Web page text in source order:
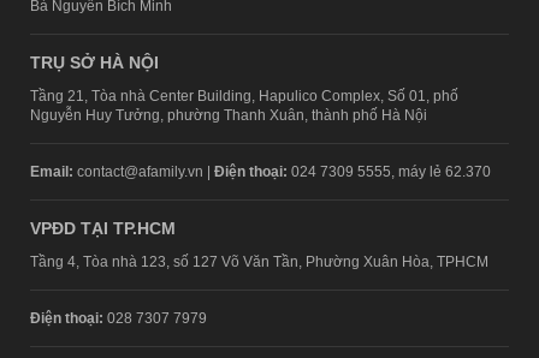
Bà Nguyễn Bích Minh
TRỤ SỞ HÀ NỘI
Tầng 21, Tòa nhà Center Building, Hapulico Complex, Số 01, phố
Nguyễn Huy Tưởng, phường Thanh Xuân, thành phố Hà Nội
Email: contact@afamily.vn | Điện thoại: 024 7309 5555, máy lẻ 62.370
VPĐD TẠI TP.HCM
Tầng 4, Tòa nhà 123, số 127 Võ Văn Tần, Phường Xuân Hòa, TPHCM
Điện thoại: 028 7307 7979